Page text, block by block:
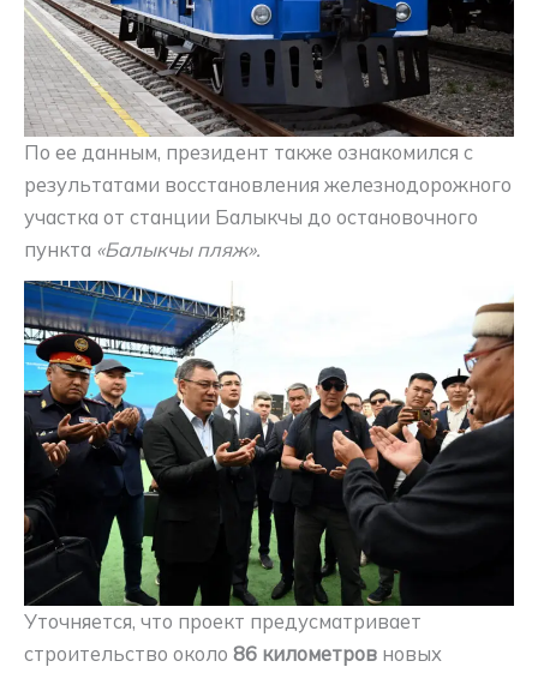
По ее данным, президент также ознакомился с
результатами восстановления железнодорожного
участка от станции Балыкчы до остановочного
пункта «Балыкчы пляж».
Уточняется, что проект предусматривает
строительство около 86 километров новых